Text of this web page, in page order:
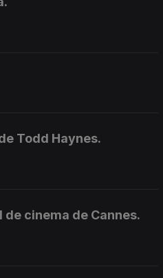
Todd Haynes.
cinema de Cannes.